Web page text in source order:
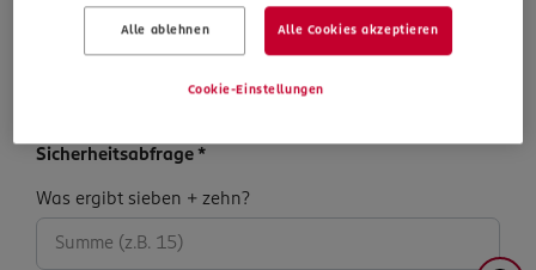
Datenschutz­hinweise
Datenschutzhinweise
Sicherheits­abfrage *
Sicherheits­
abfrage:
Was ergibt sieben + zehn?
Alle ablehnen Alle Cookies akzeptieren
Cookie-Einstellungen